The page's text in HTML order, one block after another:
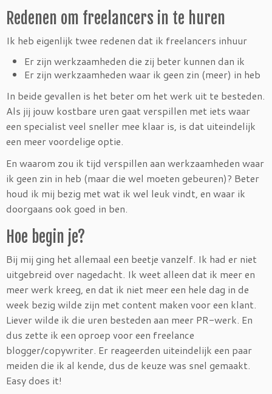
Redenen om freelancers in te huren
Ik heb eigenlijk twee redenen dat ik freelancers inhuur
Er zijn werkzaamheden die zij beter kunnen dan ik
Er zijn werkzaamheden waar ik geen zin (meer) in heb
In beide gevallen is het beter om het werk uit te besteden.
Als jij jouw kostbare uren gaat verspillen met iets waar
een specialist veel sneller mee klaar is, is dat uiteindelijk
een meer voordelige optie.
En waarom zou ik tijd verspillen aan werkzaamheden waar
ik geen zin in heb (maar die wel moeten gebeuren)? Beter
houd ik mij bezig met wat ik wel leuk vindt, en waar ik
doorgaans ook goed in ben.
Hoe begin je?
Bij mij ging het allemaal een beetje vanzelf. Ik had er niet
uitgebreid over nagedacht. Ik weet alleen dat ik meer en
meer werk kreeg, en dat ik niet meer een hele dag in de
week bezig wilde zijn met content maken voor een klant.
Liever wilde ik die uren besteden aan meer PR-werk. En
dus zette ik een oproep voor een freelance
blogger/copywriter. Er reageerden uiteindelijk een paar
meiden die ik al kende, dus de keuze was snel gemaakt.
Easy does it!